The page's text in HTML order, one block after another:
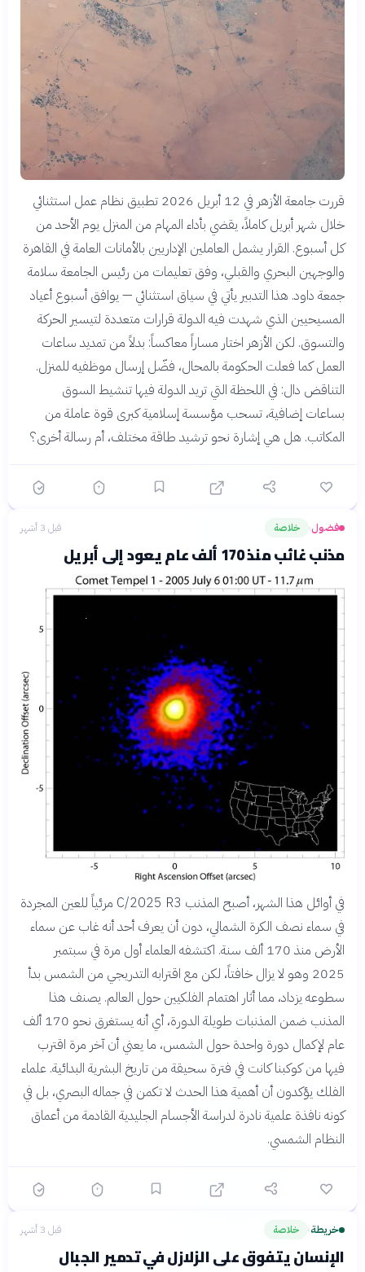
قررت جامعة الأزهر في 12 أبريل 2026 تطبيق نظام عمل استثنائي
خلال شهر أبريل كاملاً، يقضي بأداء المهام من المنزل يوم الأحد من
كل أسبوع. القرار يشمل العاملين الإداريين بالأمانات العامة في القاهرة
والوجهين البحري والقبلي، وفق تعليمات من رئيس الجامعة سلامة
جمعة داود. هذا التدبير يأتي في سياق استثنائي — يوافق أسبوع أعياد
المسيحيين الذي شهدت فيه الدولة قرارات متعددة لتيسير الحركة
والتسوق. لكن الأزهر اختار مساراً معاكساً: بدلاً من تمديد ساعات
العمل كما فعلت الحكومة بالمحال، فضّل إرسال موظفيه للمنزل.
التناقض دال: في اللحظة التي تريد الدولة فيها تنشيط السوق
بساعات إضافية، تسحب مؤسسة إسلامية كبرى قوة عاملة من
المكاتب. هل هي إشارة نحو ترشيد طاقة مختلف، أم رسالة أخرى؟
فضول› خلاصة قبل 3 أشهر
مذنب غائب منذ 170 ألف عام يعود إلى أبريل
في أوائل هذا الشهر، أصبح المذنب C/2025 R3 مرئياً للعين المجردة
في سماء نصف الكرة الشمالي، دون أن يعرف أحد أنه غاب عن سماء
الأرض منذ 170 ألف سنة. اكتشفه العلماء أول مرة في سبتمبر
2025 وهو لا يزال خافتاً، لكن مع اقترابه التدريجي من الشمس بدأ
سطوعه يزداد، مما أثار اهتمام الفلكيين حول العالم. يصنف هذا
المذنب ضمن المذنبات طويلة الدورة، أي أنه يستغرق نحو 170 ألف
عام لإكمال دورة واحدة حول الشمس، ما يعني أن آخر مرة اقترب
فيها من كوكبنا كانت في فترة سحيقة من تاريخ البشرية البدائية. علماء
الفلك يؤكدون أن أهمية هذا الحدث لا تكمن في جماله البصري، بل في
كونه نافذة علمية نادرة لدراسة الأجسام الجليدية القادمة من أعماق
النظام الشمسي.
خريطة› خلاصة قبل 3 أشهر
الإنسان يتفوق على الزلازل في تدمير الجبال